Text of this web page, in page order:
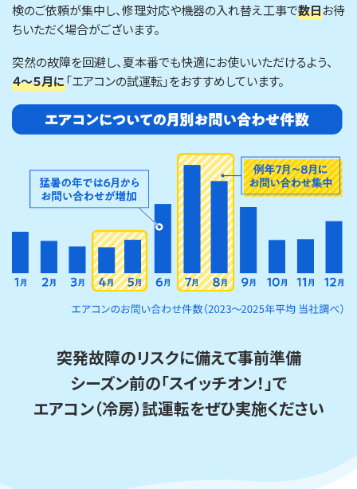
検のご依頼が集中し、修理対応や機器の入れ替え工事で数日お待
ちいただく場合がございます。
突然の故障を回避し、夏本番でも快適にお使いいただけるよう、
４〜５月に「エアコンの試運転」をおすすめしています。
突発故障のリスクに備えて事前準備
シーズン前の「スイッチオン！」で
エアコン（冷房）試運転をぜひ実施ください